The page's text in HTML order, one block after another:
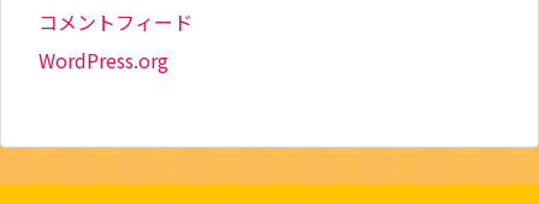
コメントフィード
WordPress.org